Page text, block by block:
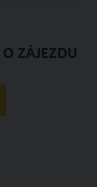
O ZÁJEZDU